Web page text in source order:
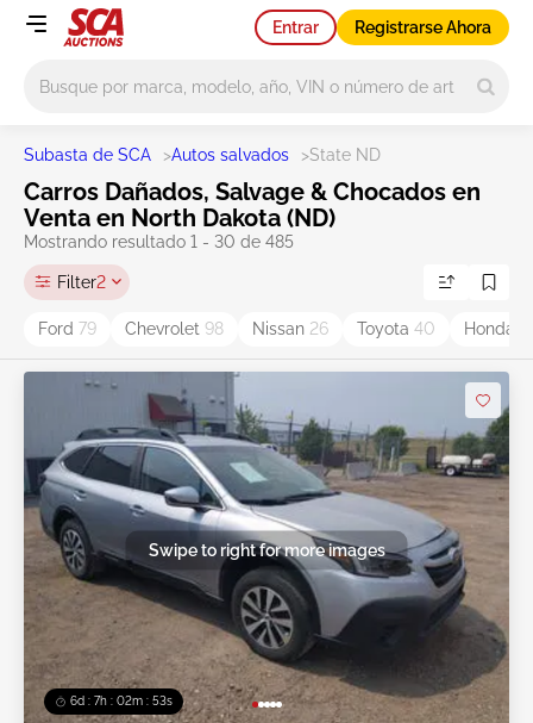
Entrar Registrarse Ahora
Subasta de SCA >Autos salvados >State ND
Carros Dañados, Salvage & Chocados en
Venta en North Dakota (ND)
Mostrando resultado 1 - 30 de 485
Filter2
Ford 79 Chevrolet 98 Nissan 26 Toyota 40 Honda
6d : 7h : 02m : 50s
Swipe to right for more images